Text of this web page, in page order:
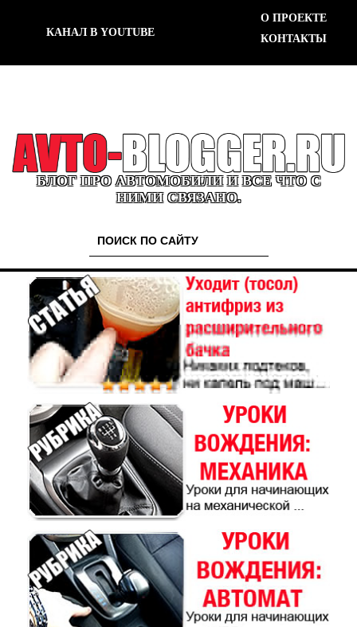
КАНАЛ В YOUTUBE
О ПРОЕКТЕ
КОНТАКТЫ
БЛОГ ПРО АВТОМОБИЛИ И ВСЕ ЧТО С
НИМИ СВЯЗАНО.